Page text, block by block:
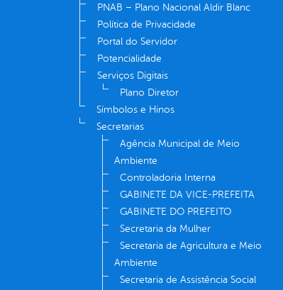
PNAB – Plano Nacional Aldir Blanc
Política de Privacidade
Portal do Servidor
Potencialidade
Serviços Digitais
Plano Diretor
Símbolos e Hinos
Secretarias
Agência Municipal de Meio
Ambiente
Controladoria Interna
GABINETE DA VICE-PREFEITA
GABINETE DO PREFEITO
Secretaria da Mulher
Secretaria de Agricultura e Meio
Ambiente
Secretaria de Assistência Social